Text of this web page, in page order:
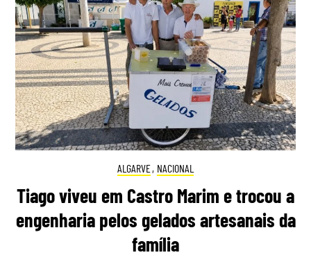
ALGARVE, NACIONAL
Tiago viveu em Castro Marim e trocou a
engenharia pelos gelados artesanais da
família